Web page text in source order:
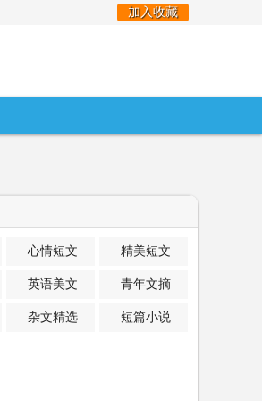
加入收藏
心情短文 精美短文
英语美文 青年文摘
杂文精选 短篇小说